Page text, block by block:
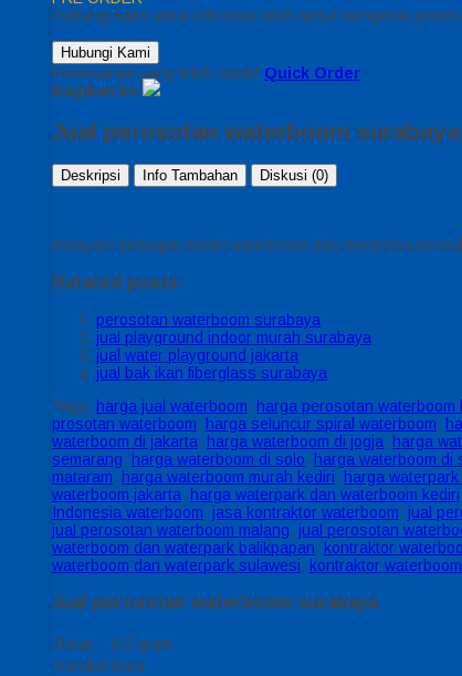
Hubungi kami untuk informasi lebih lanjut mengenai
Hubungi Kami
Pemesanan yang lebih cepat! Quick Order
Bagikan ke
Jual perosotan waterboom surabaya
Deskripsi Info Tambahan Diskusi (0)
melayani berbagai model waterboom dan menerima
Related posts:
perosotan waterboom surabaya
jual playground indoor murah surabaya
jual water playground jakarta
jual bak ikan fiberglass surabaya
Tags: harga jual waterboom, harga perosotan waterboom
prosotan waterboom, harga seluncur spiral waterboom,
waterboom di jakarta, harga waterboom di jogja, harga
semarang, harga waterboom di solo, harga waterboom di
mataram, harga waterboom murah kediri, harga
waterboom jakarta, harga waterpark dan waterboom kediri
Indonesia waterboom, jasa kontraktor waterboom, jual
jual perosotan waterboom malang, jual perosotan
waterboom dan waterpark balikpapan, kontraktor
waterboom dan waterpark sulawesi, kontraktor
Jual perosotan waterboom surabaya
Berat
0.5 gram
Kondisi Baru